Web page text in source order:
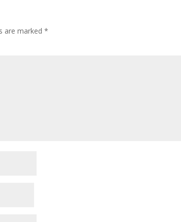
are marked*